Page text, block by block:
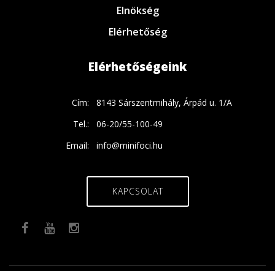
Elnökség
Elérhetőség
Elérhetőségeink
Cím:
8143 Sárszentmihály, Árpád u. 1/A
Tel.:
06-20/55-100-49
Email:
info@minifoci.hu
KAPCSOLAT